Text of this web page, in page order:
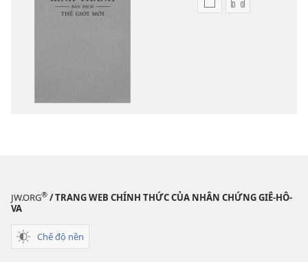
Tùy
—
Tùy
Bản
JW.ORG® / TRANG WEB CHÍNH THỨC CỦA NHÂN CHỨNG GIÊ-HÔ-
VA
Chế độ nền